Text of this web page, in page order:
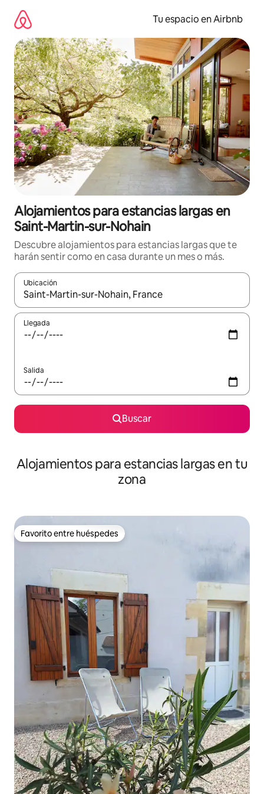
contenido
Tu espacio en Airbnb
Alojamientos para estancias largas en
Saint-Martin-sur-Nohain
Descubre alojamientos para estancias largas que te
harán sentir como en casa durante un mes o más.
Ubicación
Cuando los resultados estén disponibles, podrás navegar
Llegada
Salida
Buscar
Alojamientos para estancias largas en tu
zona
Favorito entre huéspedes
Favorito entre huéspedes